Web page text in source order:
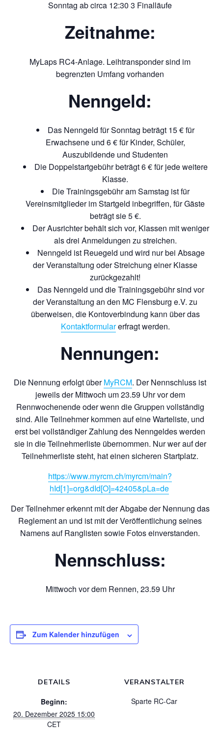
Sonntag ab circa 12:30 3 Finalläufe
Zeitnahme:
MyLaps RC4-Anlage. Leihtransponder sind im
begrenzten Umfang vorhanden
Nenngeld:
Das Nenngeld für Sonntag beträgt 15 € für
Erwachsene und 6 € für Kinder, Schüler,
Auszubildende und Studenten
Die Doppelstartgebühr beträgt 6 € für jede weitere
Klasse.
Die Trainingsgebühr am Samstag ist für
Vereinsmitglieder im Startgeld inbegriffen, für Gäste
beträgt sie 5 €.
Der Ausrichter behält sich vor, Klassen mit weniger
als drei Anmeldungen zu streichen.
Nenngeld ist Reuegeld und wird nur bei Absage
der Veranstaltung oder Streichung einer Klasse
zurückgezahlt!
Das Nenngeld und die Trainingsgebühr sind vor
der Veranstaltung an den MC Flensburg e.V. zu
überweisen, die Kontoverbindung kann über das
Kontaktformularerfragt werden.
Nennungen:
Die Nennung erfolgt überMyRCM. Der Nennschluss ist
jeweils der Mittwoch um 23.59 Uhr vor dem
Rennwochenende oder wenn die Gruppen vollständig
sind. Alle Teilnehmer kommen auf eine Warteliste, und
erst bei vollständiger Zahlung des Nenngeldes werden
sie in die Teilnehmerliste übernommen. Nur wer auf der
Teilnehmerliste steht, hat einen sicheren Startplatz.
https://www.myrcm.ch/myrcm/main?
hId[1]=org&dId[O]=42405&pLa=de
Der Teilnehmer erkennt mit der Abgabe der Nennung das
Reglement an und ist mit der Veröffentlichung seines
Namens auf Ranglisten sowie Fotos einverstanden.
Nennschluss:
Mittwoch vor dem Rennen, 23.59 Uhr
Zum Kalender hinzufügen
DETAILS
Beginn:
20. Dezember 2025 15:00
CET
VERANSTALTER
Sparte RC-Car